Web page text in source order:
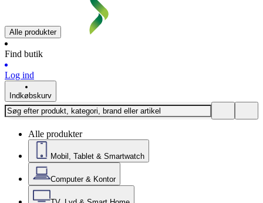
Alle produkter
Find butik
Log ind
Indkøbskurv
Alle produkter
Mobil, Tablet & Smartwatch
Computer & Kontor